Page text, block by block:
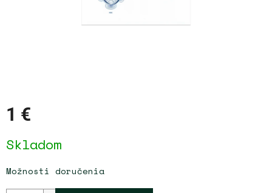
1 €
cena:
Skladom
Možnosti doručenia